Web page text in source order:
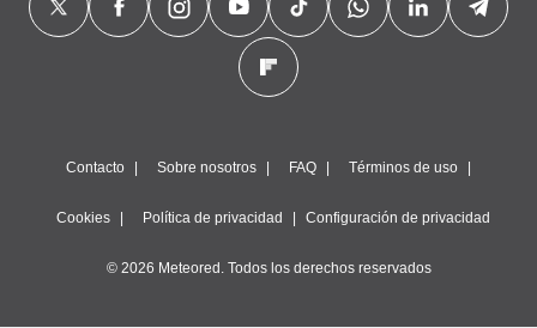
Contacto Sobre nosotros FAQ Términos de uso
Cookies Política de privacidad Configuración de privacidad
© 2026 Meteored. Todos los derechos reservados